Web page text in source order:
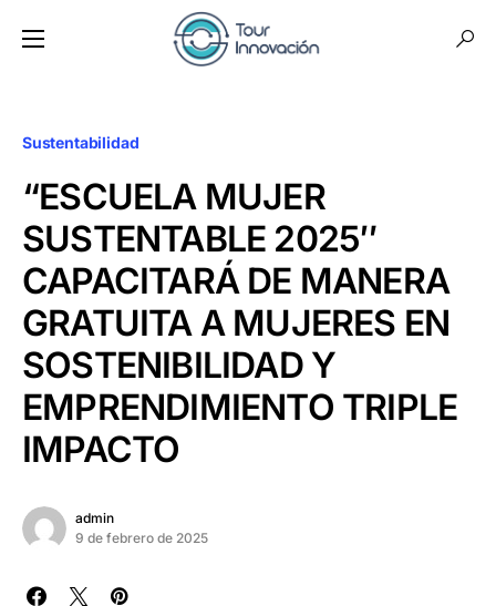
Sustentabilidad
“ESCUELA MUJER
SUSTENTABLE 2025″
CAPACITARÁ DE MANERA
GRATUITA A MUJERES EN
SOSTENIBILIDAD Y
EMPRENDIMIENTO TRIPLE
IMPACTO
admin
9 de febrero de 2025